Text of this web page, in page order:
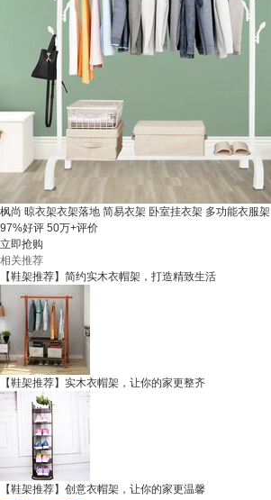
枫尚 晾衣架衣架落地 简易衣架 卧室挂衣架 多功能衣服架
97%好评 50万+评价
立即抢购
相关推荐
【鞋架推荐】简约实木衣帽架，打造精致生活
【鞋架推荐】实木衣帽架，让你的家更整齐
【鞋架推荐】创意衣帽架，让你的家更温馨